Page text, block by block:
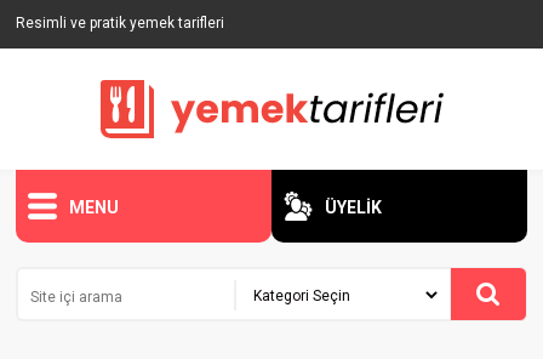
Resimli ve pratik yemek tarifleri
MENU ÜYELİK